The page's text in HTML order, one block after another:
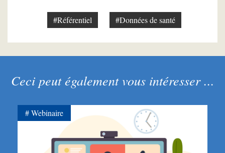
#Référentiel #Données de santé
Ceci peut également vous intéresser ...
Webinaire